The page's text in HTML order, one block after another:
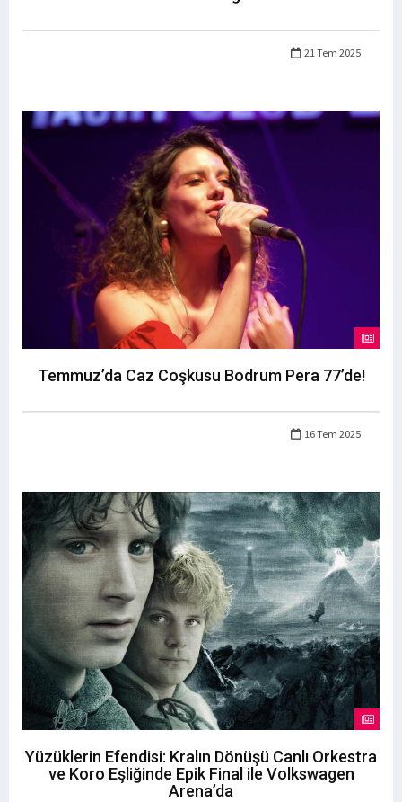
21 Tem 2025
Temmuz’da Caz Coşkusu Bodrum Pera 77’de!
16 Tem 2025
Yüzüklerin Efendisi: Kralın Dönüşü Canlı Orkestra
ve Koro Eşliğinde Epik Final ile Volkswagen
Arena’da